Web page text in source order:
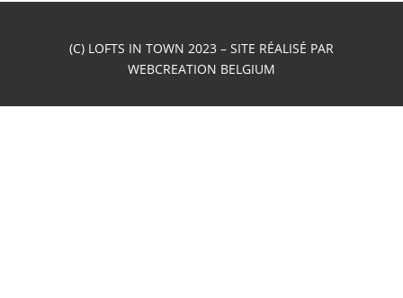
(C) LOFTS IN TOWN 2023 – SITE RÉALISÉ PAR
WEBCREATION BELGIUM